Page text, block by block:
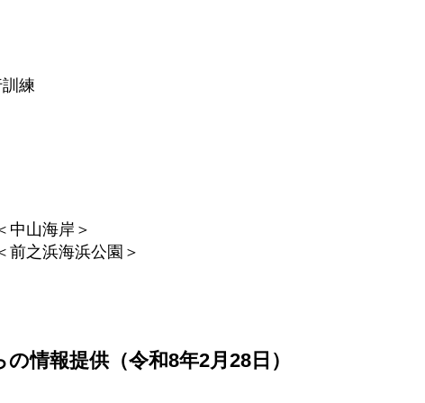
練
中山海岸＞
前之浜海浜公園＞
情報提供（令和8年2月28日）